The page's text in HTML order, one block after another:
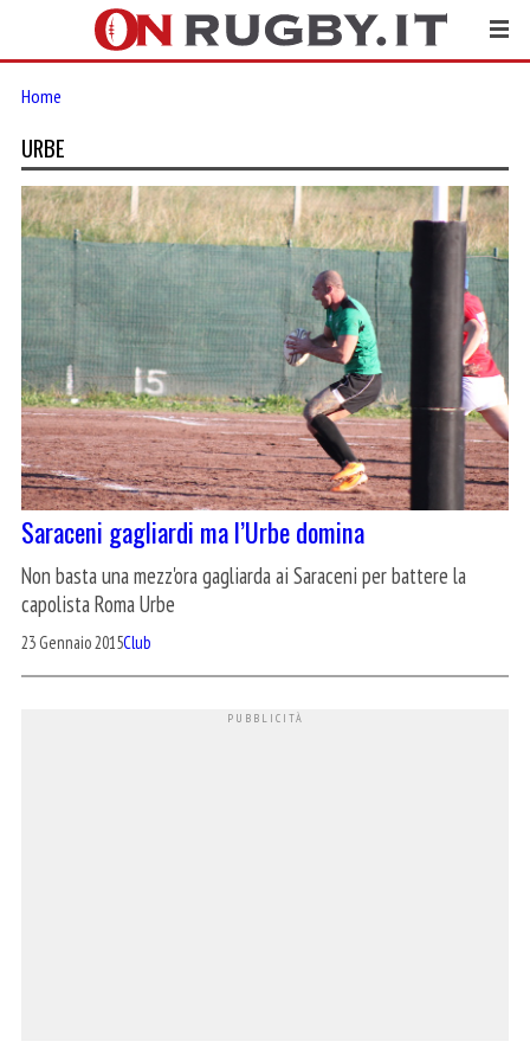
Home
URBE
Saraceni gagliardi ma l’Urbe domina
Non basta una mezz'ora gagliarda ai Saraceni per battere la
capolista Roma Urbe
23 Gennaio 2015Club